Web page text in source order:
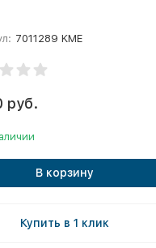
7011289 KME
руб.
В корзину
Купить в 1 клик